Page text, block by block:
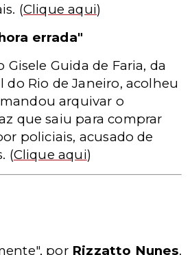
(Clique aqui)
errada"
Guida de Faria, da
do Rio de Janeiro, acolheu
arquivar o
que saiu para comprar
policiais, acusado de
(Clique aqui)
por Rizzatto Nunes.